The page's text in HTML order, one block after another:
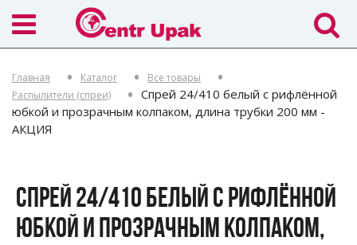
Главная Каталог
Все товары
Распылители (спреи)
Спрей 24/410 белый с рифлённой
юбкой и прозрачным колпаком, длина трубки 200 мм -
АКЦИЯ
СПРЕЙ 24/410 БЕЛЫЙ С РИФЛЁННОЙ
ЮБКОЙ И ПРОЗРАЧНЫМ КОЛПАКОМ,